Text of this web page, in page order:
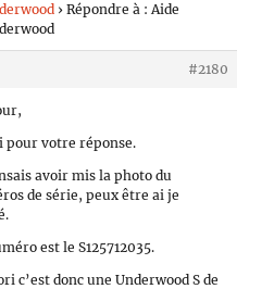
› Répondre à : Aide
#2180
pour votre réponse.
avoir mis la photo du
de série, peux être ai je
est le S125712035.
c’est donc une Underwood S de